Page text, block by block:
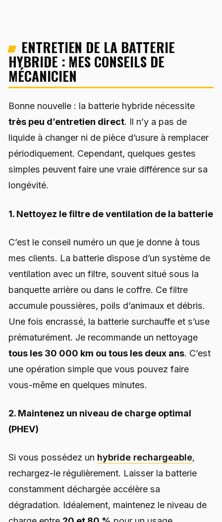
ENTRETIEN DE LA BATTERIE
HYBRIDE : MES CONSEILS DE
MÉCANICIEN
Bonne nouvelle : la batterie hybride nécessite
très peu d’entretien direct. Il n’y a pas de
liquide à changer ni de pièce d’usure à remplacer
périodiquement. Cependant, quelques gestes
simples peuvent faire une vraie différence sur sa
longévité.
1. Nettoyez le filtre de ventilation de la batterie
C’est le conseil numéro un que je donne à tous
mes clients. La batterie dispose d’un système de
ventilation avec un filtre, souvent situé sous la
banquette arrière ou dans le coffre. Ce filtre
accumule poussières, poils d’animaux et débris.
Une fois encrassé, la batterie surchauffe et s’use
prématurément. Je recommande un nettoyage
tous les 30 000 km ou tous les deux ans. C’est
une opération simple que vous pouvez faire
vous-même en quelques minutes.
2. Maintenez un niveau de charge optimal
(PHEV)
Si vous possédez un hybride rechargeable,
rechargez-le régulièrement. Laisser la batterie
constamment déchargée accélère sa
dégradation. Idéalement, maintenez le niveau de